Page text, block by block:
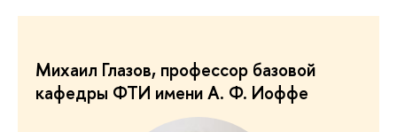
Михаил Глазов, профессор базовой
кафедры ФТИ имени А. Ф. Иоффе